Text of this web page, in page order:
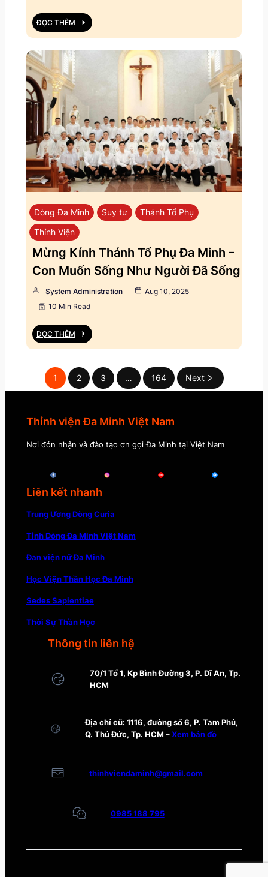
ĐỌC THÊM
Dòng Đa Minh Suy tư
Thánh Tổ Phụ
Thỉnh Viện
Mừng Kính Thánh Tổ Phụ Đa Minh –
Con Muốn Sống Như Người Đã Sống
System Administration
Aug 10, 2025
10 Min Read
ĐỌC THÊM
1 2 3 … 164 Next
Thỉnh viện Đa Minh Việt Nam
Nơi đón nhận và đào tạo ơn gọi Đa Minh tại Việt Nam
Liên kết nhanh
Trung Ương Dòng Curia
Tỉnh Dòng Đa Minh Việt Nam
Đan viện nữ Đa Minh
Học Viện Thần Học Đa Minh
Sedes Sapientiae
Thời Sự Thần Học
Thông tin liên hệ
70/1 Tổ 1, Kp Bình Đường 3, P. Dĩ An, Tp.
HCM
Địa chỉ cũ: 1116, đường số 6, P. Tam Phú,
Q. Thủ Đức, Tp. HCM –Xem bản đồ
thinhviendaminh@gmail.com
0985 188 795